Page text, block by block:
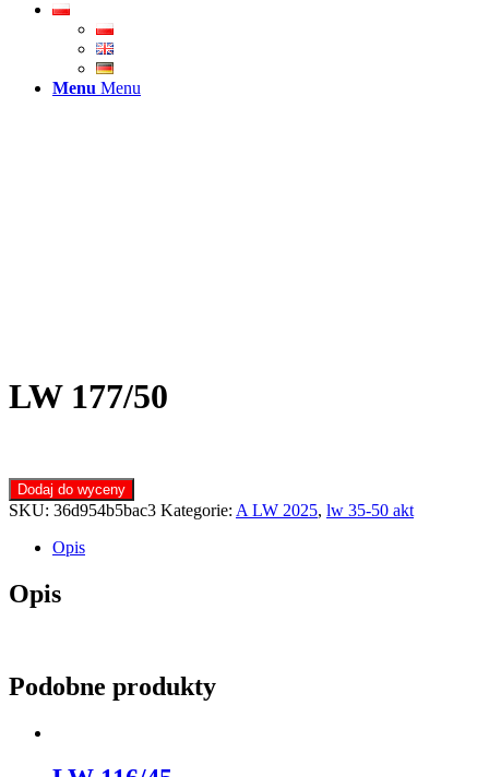
Menu Menu
LW 177/50
Dodaj do wyceny
SKU: 36d954b5bac3 Kategorie: A LW 2025, lw 35-50 akt
Opis
Opis
Podobne produkty